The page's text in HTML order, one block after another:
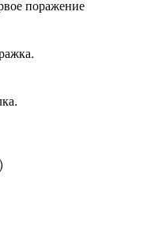
поражение